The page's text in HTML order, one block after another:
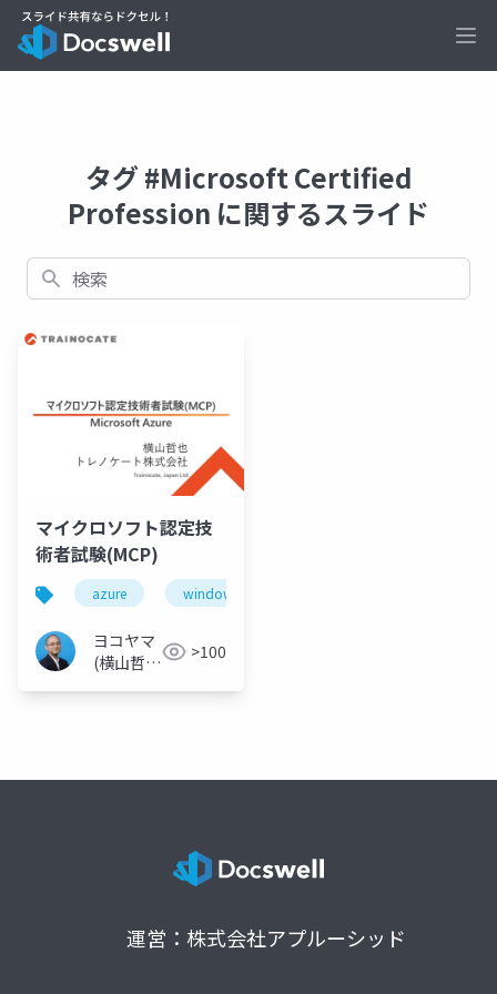
タグ #Microsoft Certified
Profession に関するスライド
検索
マイクロソフト認定技
術者試験(MCP)
azure windows
ヨコヤマ
(横山哲
>100
運営：株式会社アプルーシッド